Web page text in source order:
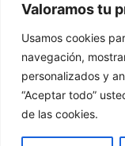
Valoramos tu
Usamos cookies
navegación,
personalizados y
“Aceptar todo”
de las cookies.
Redes Cristianas
Una mirada alternativa
- Colectivos de Redes